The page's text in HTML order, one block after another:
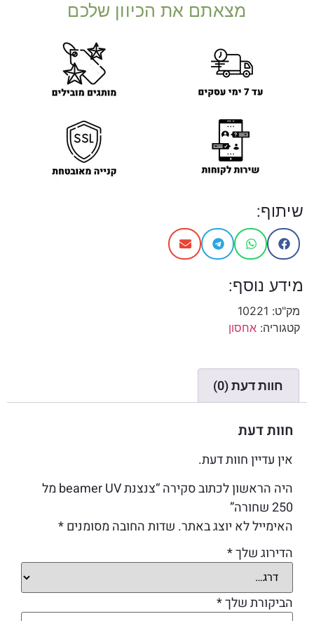
מצאתם את הכיוון שלכם
שיתוף:
מידע נוסף:
מק"ט: 10221
קטגוריה: אחסון
חוות דעת (0)
חוות דעת
אין עדיין חוות דעת.
היה הראשון לכתוב סקירה “צנצנת beamer UV מל
250 שחורה”
האימייל לא יוצג באתר. שדות החובה מסומנים*
הדירוג שלך*
הביקורת שלך*